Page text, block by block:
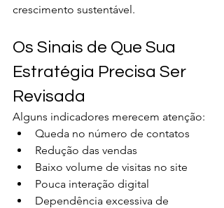
crescimento sustentável.
Os Sinais de Que Sua
Estratégia Precisa Ser
Revisada
Alguns indicadores merecem atenção:
Queda no número de contatos
Redução das vendas
Baixo volume de visitas no site
Pouca interação digital
Dependência excessiva de